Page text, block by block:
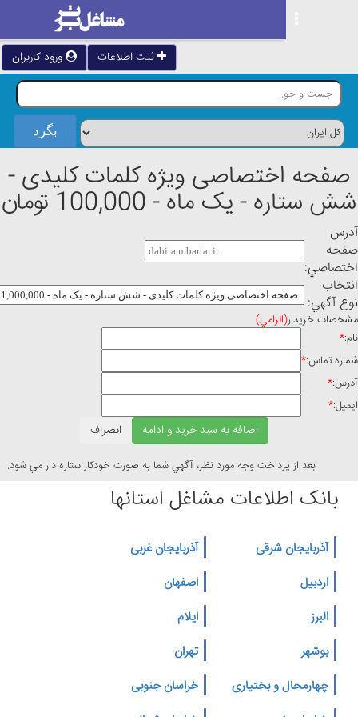
ثبت اطلاعات ورود کاربران
اختصاصی ویژه کلمات کلیدی -
- یک ماه - 100,000 تومان
(الزامي)
*
بعد از پرداخت وجه مورد نظر، آگهي شما به صورت خودكار ستاره دار مي شود.
اطلاعات مشاغل استانها
شرقی
آذربایجان غربی
و بختیاری
خراسان جنوبی